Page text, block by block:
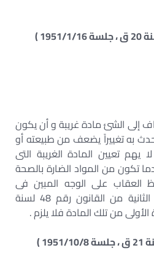
الشئ مادة غريبة و أن يكون
به تغييراً يضعف من طبيعته أو
تعيين المادة الغريبة التى
تكون من المواد الضارة بالصحة
العقاب على الوجه المبين فى
الفقرة الأخيرة من المادة الثانية من القانون رقم 48 لسنة